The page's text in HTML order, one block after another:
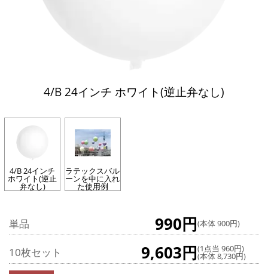
4/B 24インチ ホワイト(逆止弁なし)
4/B 24インチ
ホワイト(逆止
弁なし)
ラテックスバル
ーンを中に入れ
た使用例
単品 990円(本体 900円)
10枚セット 9,603円(1点当 960円)
(本体 8,730円)